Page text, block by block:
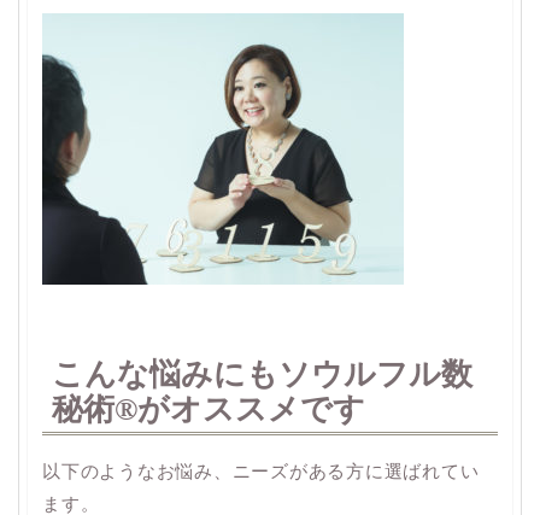
こんな悩みにもソウルフル数
秘術®︎がオススメです
以下のようなお悩み、ニーズがある方に選ばれてい
ます。